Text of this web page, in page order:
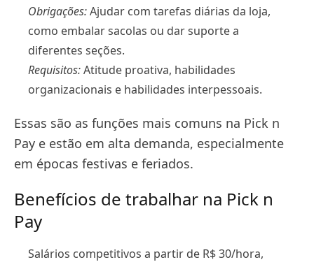
Obrigações:Ajudar com tarefas diárias da loja,
como embalar sacolas ou dar suporte a
diferentes seções.
Requisitos:Atitude proativa, habilidades
organizacionais e habilidades interpessoais.
Essas são as funções mais comuns na Pick n
Pay e estão em alta demanda, especialmente
em épocas festivas e feriados.
Benefícios de trabalhar na Pick n
Pay
Salários competitivos a partir de R$ 30/hora,